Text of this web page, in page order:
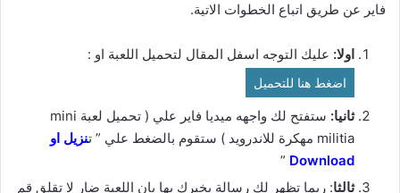
فاير عن طريق اتباع الخطوات الاتية.
اولا: عليك التوجه اسفل المقال لتحميل اللعبة او :
اضغط هنا للتحميل
ثانيا:
ستفتح لك واجهه ميديا فاير علي ( تحميل لعبة mini
militia مهكرة للاندرويد ) ستقوم بالضغط علي ” ت
نزيل او
Download
”
ثالثا: ربما تظهر لك رسالة يخبرك بها بان اللعبة ضار لا تقلق قم